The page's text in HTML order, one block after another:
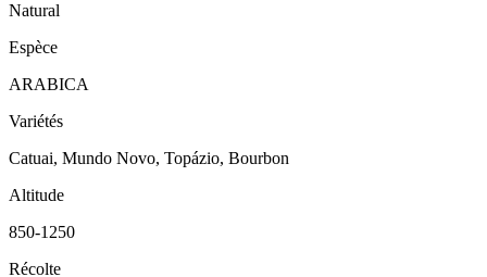
Natural
Espèce
ARABICA
Variétés
Catuai, Mundo Novo, Topázio, Bourbon
Altitude
850-1250
Récolte